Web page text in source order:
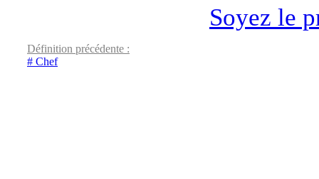
Soyez le
Définition précédente :
# Chef